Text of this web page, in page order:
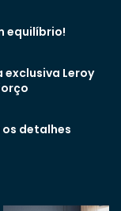
equilíbrio!
Leroy
os detalhes